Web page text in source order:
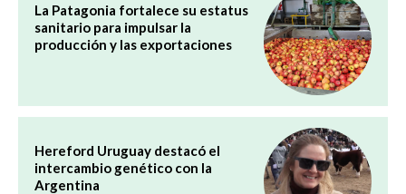
La Patagonia fortalece su estatus
sanitario para impulsar la
producción y las exportaciones
Hereford Uruguay destacó el
intercambio genético con la
Argentina